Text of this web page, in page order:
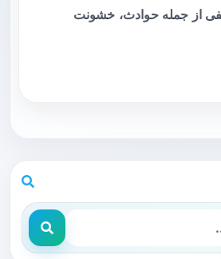
از جمله حوادث، خشونت